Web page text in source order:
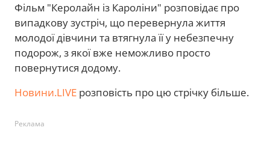
Фільм "Керолайн із Кароліни" розповідає про
випадкову зустріч, що перевернула життя
молодої дівчини та втягнула її у небезпечну
подорож, з якої вже неможливо просто
повернутися додому.
Новини.LIVE розповість про цю стрічку більше.
Реклама